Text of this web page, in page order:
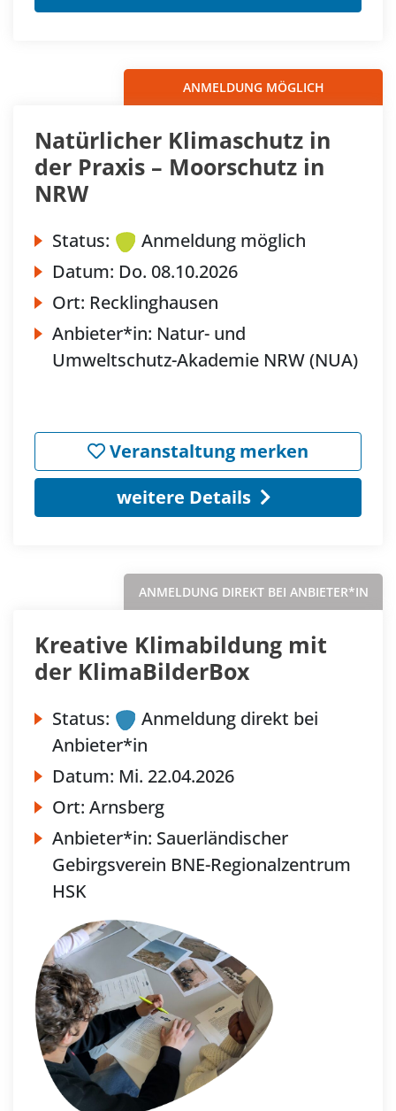
ANMELDUNG MÖGLICH
Natürlicher Klimaschutz in
der Praxis – Moorschutz in
NRW
Status:
Anmeldung möglich
Datum: Do. 08.10.2026
Ort: Recklinghausen
Anbieter*in: Natur- und
Umweltschutz-Akademie NRW (NUA)
Veranstaltung merken
weitere Details
ANMELDUNG DIREKT BEI ANBIETER*IN
Kreative Klimabildung mit
der KlimaBilderBox
Status:
Anmeldung direkt bei
Anbieter*in
Datum: Mi. 22.04.2026
Ort: Arnsberg
Anbieter*in: Sauerländischer
Gebirgsverein BNE-Regionalzentrum
HSK